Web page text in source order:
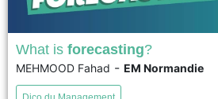
Forecasting is a key concept in management. It
future events using available information.
What is forecasting?
MEHMOOD Fahad - EM Normandie